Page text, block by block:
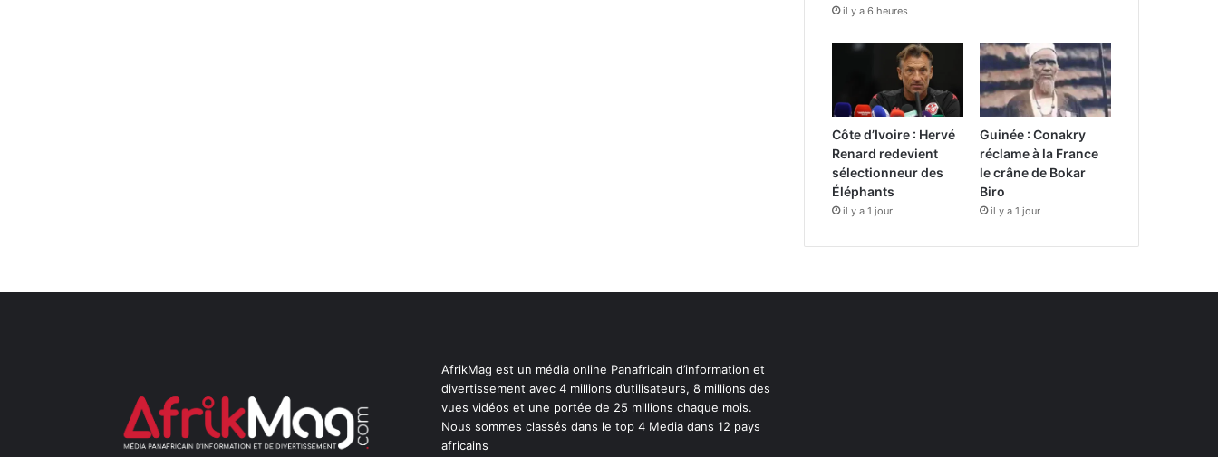
il y a 6 heures
Côte d’Ivoire : Hervé
Renard redevient
sélectionneur des
Éléphants
il y a 1 jour
Guinée : Conakry
réclame à la France
le crâne de Bokar
Biro
il y a 1 jour
AfrikMag est un média online Panafricain d’information et
divertissement avec 4 millions d’utilisateurs, 8 millions des
vues vidéos et une portée de 25 millions chaque mois.
Nous sommes classés dans le top 4 Media dans 12 pays
africains